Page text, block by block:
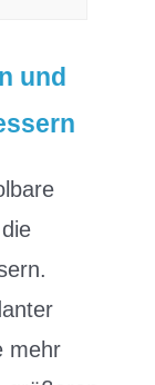
und
mehr